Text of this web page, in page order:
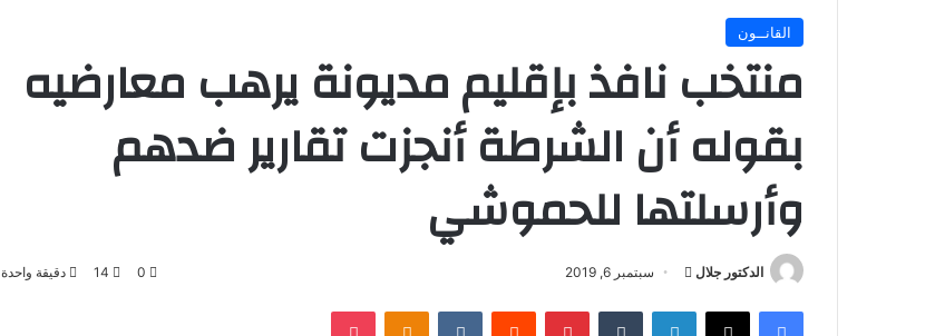
القانــون
منتخب نافذ بإقليم مديونة يرهب معارضيه
بقوله أن الشرطة أنجزت تقارير ضدهم
وأرسلتها للحموشي
الدكتور جلال
أرسل
إلكترونيا
سبتمبر 6, 2019 0
14 دقيقة واحدة
فيسبوك X لينكدإن بينتيريست Odnoklassniki
بوكيت